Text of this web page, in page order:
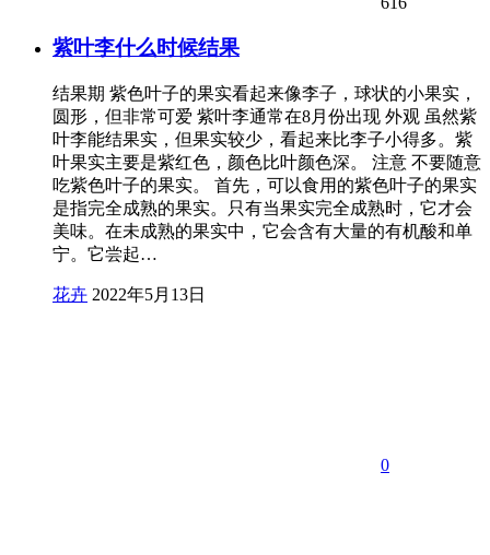
紫叶李什么时候结果
结果期 紫色叶子的果实看起来像李子，球状的小果实，
圆形，但非常可爱 紫叶李通常在8月份出现 外观 虽然紫
叶李能结果实，但果实较少，看起来比李子小得多。紫
叶果实主要是紫红色，颜色比叶颜色深。 注意 不要随意
吃紫色叶子的果实。 首先，可以食用的紫色叶子的果实
是指完全成熟的果实。只有当果实完全成熟时，它才会
美味。在未成熟的果实中，它会含有大量的有机酸和单
宁。它尝起…
花卉 2022年5月13日
0